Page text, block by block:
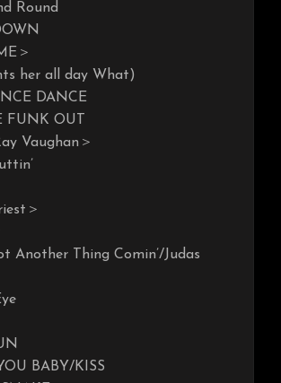
Round
＞
her all day What)
DANCE
FUNK OUT
Vaughan＞
＞
Another Thing Comin’/Judas
BABY/KISS